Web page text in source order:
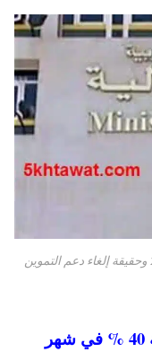
تفاصيل خفض دعم أسعار الكهرباء والبنزين 2019 وحقيقة إلغاء دعم التموين
زيادة أسعار البنزين في مصر بنسبة 40 % في شهر